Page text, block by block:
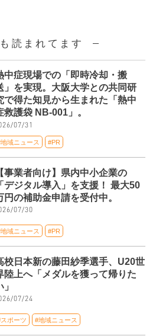
読まれてます
中症現場での「即時冷却・搬
」を実現。大阪大学との共同研
で得た知見から生まれた「熱中
救護袋 NB-001」。
07/31
域ニュース #PR
【事業者向け】県内中小企業の
「デジタル導入」を支援！ 最大50
円の補助金申請を受付中。
07/30
域ニュース #PR
校日本新の藤田紗季選手、U20世
陸上へ「メダルを獲って帰りた
」
07/24
ポーツ #地域ニュース